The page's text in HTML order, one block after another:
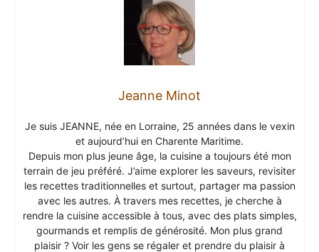
Jeanne Minot
Je suis JEANNE, née en Lorraine, 25 années dans le vexin
et aujourd’hui en Charente Maritime.
Depuis mon plus jeune âge, la cuisine a toujours été mon
terrain de jeu préféré. J’aime explorer les saveurs, revisiter
les recettes traditionnelles et surtout, partager ma passion
avec les autres. À travers mes recettes, je cherche à
rendre la cuisine accessible à tous, avec des plats simples,
gourmands et remplis de générosité. Mon plus grand
plaisir ? Voir les gens se régaler et prendre du plaisir à